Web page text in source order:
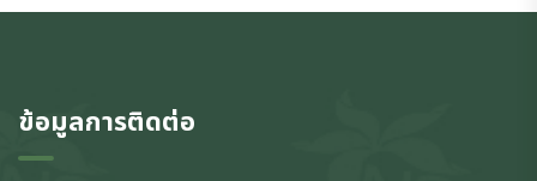
ข้อมูลการติดต่อ